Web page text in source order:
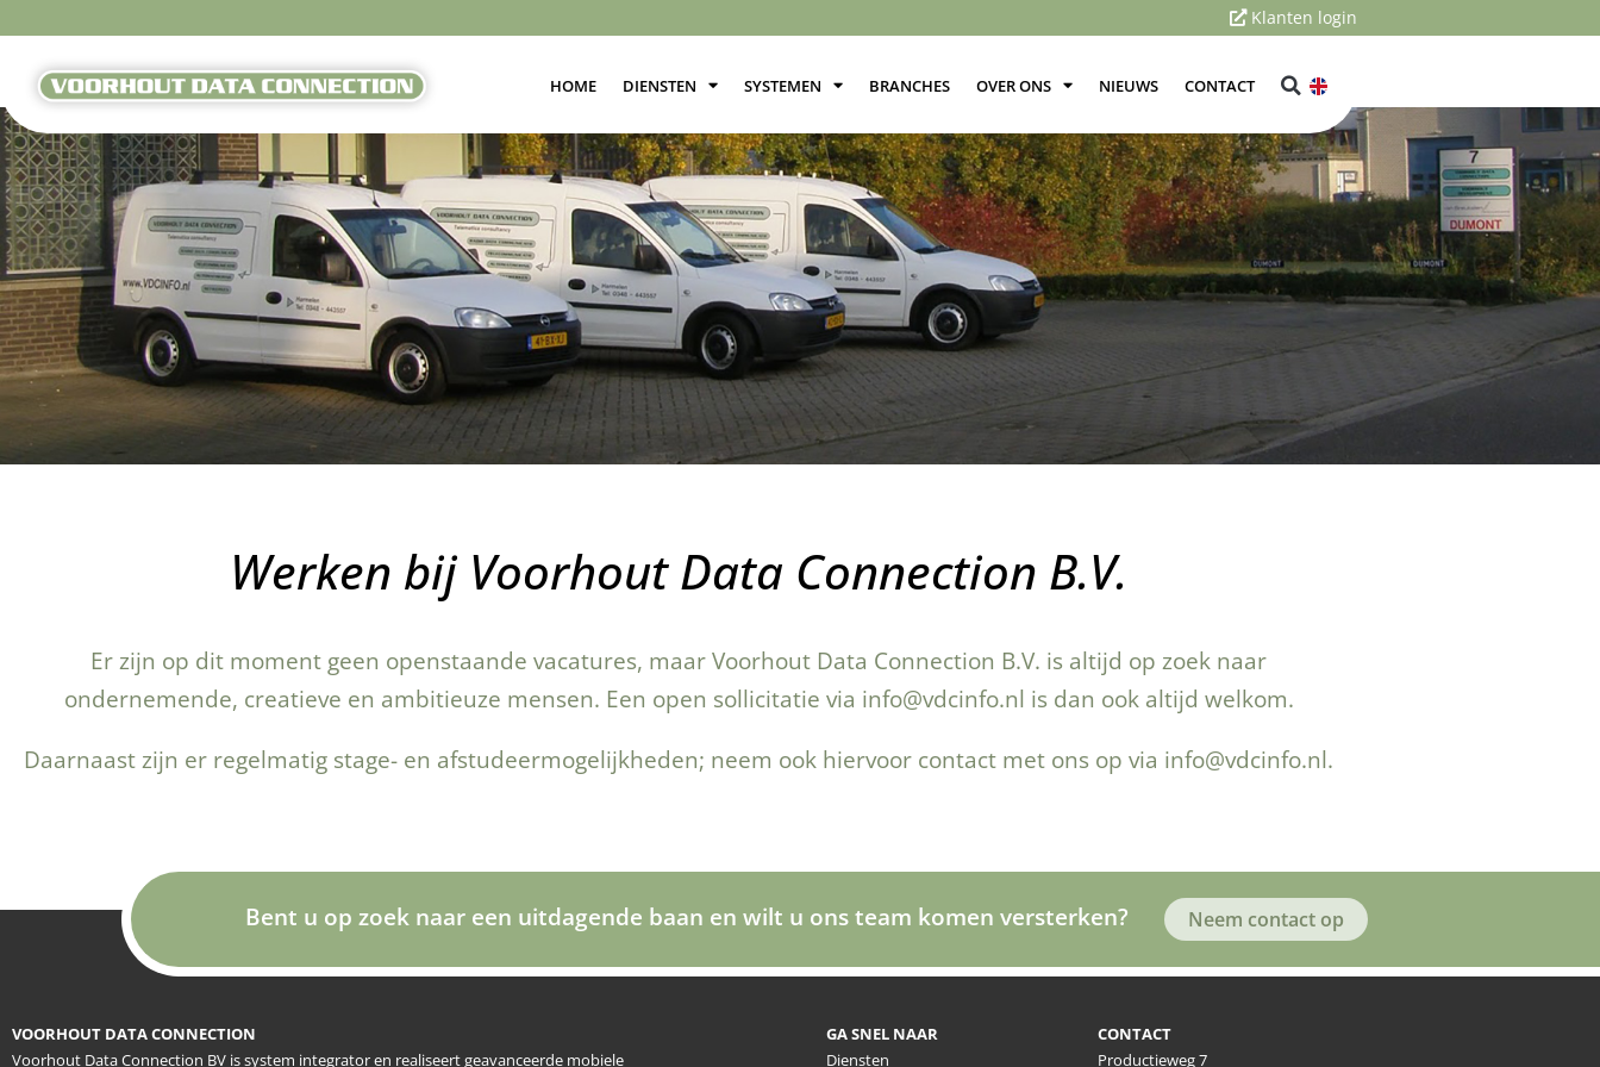
Klanten login
HOME DIENSTEN SYSTEMEN BRANCHES OVER ONS NIEUWS CONTACT
Werken bij Voorhout Data Connection B.V.
Er zijn op dit moment geen openstaande vacatures, maar Voorhout Data Connection B.V. is altijd op zoek naar
ondernemende, creatieve en ambitieuze mensen. Een open sollicitatie via info@vdcinfo.nl is dan ook altijd welkom.
Daarnaast zijn er regelmatig stage- en afstudeermogelijkheden; neem ook hiervoor contact met ons op via info@vdcinfo.nl.
Bent u op zoek naar een uitdagende baan en wilt u ons team komen versterken? Neem contact op
VOORHOUT DATA CONNECTION
Voorhout Data Connection BV is system integrator en realiseert geavanceerde mobiele
GA SNEL NAAR
Diensten
CONTACT
Productieweg 7